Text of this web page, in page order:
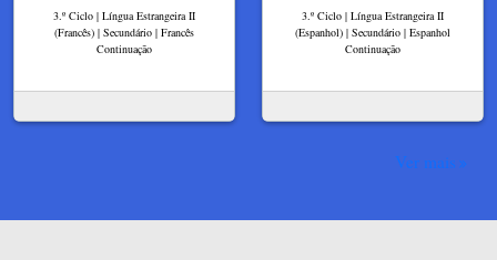
3.º Ciclo | Língua Estrangeira II
(Francês) | Secundário | Francês
Continuação
3.º Ciclo | Língua Estrangeira II
(Espanhol) | Secundário | Espanhol
Continuação
Ver mais